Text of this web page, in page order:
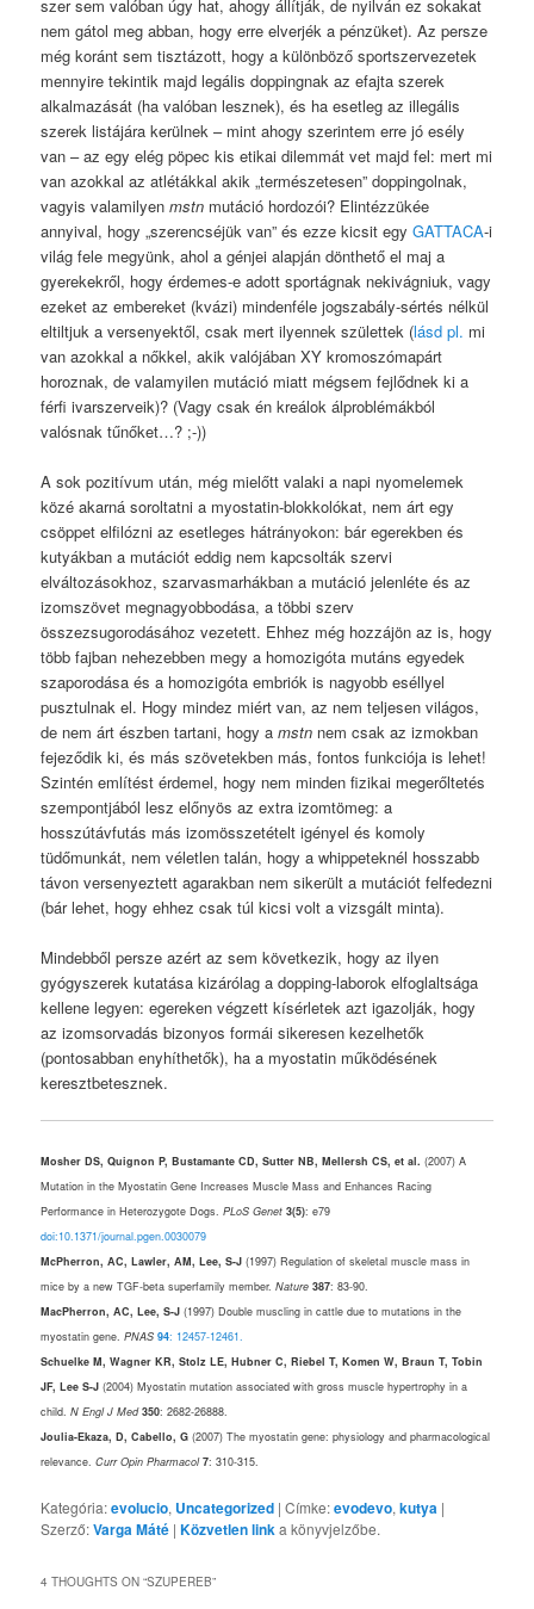
szer sem valóban úgy hat, ahogy állítják, de nyilván ez sokakat
nem gátol meg abban, hogy erre elverjék a pénzüket). Az persze
még koránt sem tisztázott, hogy a különböző sportszervezetek
mennyire tekintik majd legális doppingnak az efajta szerek
alkalmazását (ha valóban lesznek), és ha esetleg az illegális
szerek listájára kerülnek – mint ahogy szerintem erre jó esély
van – az egy elég pöpec kis etikai dilemmát vet majd fel: mert mi
van azokkal az atlétákkal akik „természetesen” doppingolnak,
vagyis valamilyenmstn mutáció hordozói? Elintézzükée
annyival, hogy „szerencséjük van” és ezze kicsit egyGATTACA-i
világ fele megyünk, ahol a génjei alapján dönthető el maj a
gyerekekről, hogy érdemes-e adott sportágnak nekivágniuk, vagy
ezeket az embereket (kvázi) mindenféle jogszabály-sértés nélkül
eltiltjuk a versenyektől, csak mert ilyennek születtek (lásd pl. mi
van azokkal a nőkkel, akik valójában XY kromoszómapárt
horoznak, de valamyilen mutáció miatt mégsem fejlődnek ki a
férfi ivarszerveik)? (Vagy csak én kreálok álproblémákból
valósnak tűnőket…? ;-))
A sok pozitívum után, még mielőtt valaki a napi nyomelemek
közé akarná soroltatni a myostatin-blokkolókat, nem árt egy
csöppet elfilózni az esetleges hátrányokon: bár egerekben és
kutyákban a mutációt eddig nem kapcsolták szervi
elváltozásokhoz, szarvasmarhákban a mutáció jelenléte és az
izomszövet megnagyobbodása, a többi szerv
összezsugorodásához vezetett. Ehhez még hozzájön az is, hogy
több fajban nehezebben megy a homozigóta mutáns egyedek
szaporodása és a homozigóta embriók is nagyobb eséllyel
pusztulnak el. Hogy mindez miért van, az nem teljesen világos,
de nem árt észben tartani, hogy amstn nem csak az izmokban
fejeződik ki, és más szövetekben más, fontos funkciója is lehet!
Szintén említést érdemel, hogy nem minden fizikai megerőltetés
szempontjából lesz előnyös az extra izomtömeg: a
hosszútávfutás más izomösszetételt igényel és komoly
tüdőmunkát, nem véletlen talán, hogy a whippeteknél hosszabb
távon versenyeztett agarakban nem sikerült a mutációt felfedezni
(bár lehet, hogy ehhez csak túl kicsi volt a vizsgált minta).
Mindebből persze azért az sem következik, hogy az ilyen
gyógyszerek kutatása kizárólag a dopping-laborok elfoglaltsága
kellene legyen: egereken végzett kísérletek azt igazolják, hogy
az izomsorvadás bizonyos formái sikeresen kezelhetők
(pontosabban enyhíthetők), ha a myostatin működésének
keresztbetesznek.
Mosher DS, Quignon P, Bustamante CD, Sutter NB, Mellersh CS, et al. (2007) A
Mutation in the Myostatin Gene Increases Muscle Mass and Enhances Racing
Performance in Heterozygote Dogs.PLoS Genet 3(5): e79
doi:10.1371/journal.pgen.0030079
McPherron, AC, Lawler, AM, Lee, S-J (1997) Regulation of skeletal muscle mass in
mice by a new TGF-beta superfamily member.Nature 387: 83-90.
MacPherron, AC, Lee, S-J (1997) Double muscling in cattle due to mutations in the
myostatin gene.PNAS 94: 12457-12461.
Schuelke M, Wagner KR, Stolz LE, Hubner C, Riebel T, Komen W, Braun T, Tobin
JF, Lee S-J (2004) Myostatin mutation associated with gross muscle hypertrophy in a
child.N Engl J Med 350: 2682-26888.
Joulia-Ekaza, D, Cabello, G (2007) The myostatin gene: physiology and pharmacological
relevance.Curr Opin Pharmacol 7: 310-315.
Kategória:evolucio, Uncategorized | Címke:evodevo,kutya |
Szerző:Varga Máté |Közvetlen linka könyvjelzőbe.
4 THOUGHTS ON “SZUPEREB”